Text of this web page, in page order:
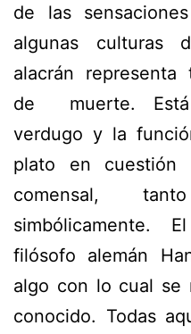
de las
algunas culturas
alacrán representa
de muerte.
verdugo y la
plato en cuestión
comensal,
simbólicamente.
filósofo alemán
algo con lo cual se
conocido. Todas